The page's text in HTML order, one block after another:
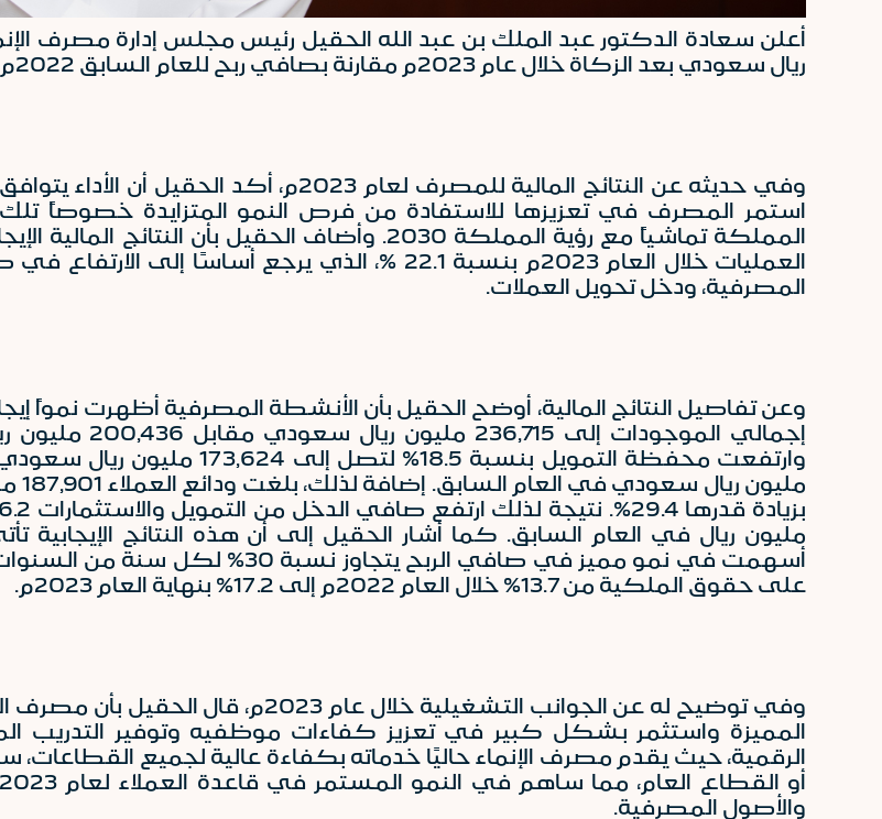
ريال سعودي بعد الزكاة خلال عام 2023م مقارنة بصافي ربح للعام السابق 2022م بلغ 3,599 مليون ريال سعودي بزيادة بلغت 34.5%.
وفي حديثه عن النتائج المالية للمصرف لعام
استمر المصرف في تعزيزها للاستفادة من فرص النمو المتزايدة خصوصاً تلك
المملكة تماشياً مع رؤية المملكة 2030. وأضاف الحقيل
العمليات خلال العام2023
م بنسبة 22.1 %، الذي يرجع أساسًا إلى
المصرفية، ودخل تحويل العملات.
وعن تفاصيل النتائج المالية، أوضح الحقيل بأن الأنشطة المصرفية أظهرت نمواً
وارتفعت محفظة التمويل بنسبة 18.5% لتصل إلى 173,624 مليون ريال سعودي كما في 31 ديسمبر
مليون ريال في العام السابق. كما أشار الحقيل إلى أن هذه النتائج
أسهمت في نمو مميز في صافي الربح
على حقوق الملكية من13.7% خلال العام 2022م إلى 17.2% بنهاية العام 2023م.
وفي توضيح له عن الجوانب التشغيلية خلال عام 2023م، قال الحقيل بأن مصرف
المميزة واستثمر بشكل كبير في تعزيز كفاءات موظفيه وتوفير التدريب
الرقمية، حيث يقدم مصرف الإنماء حاليًا خدماته بكفاءة عالية لجميع
والأصول المصرفية.